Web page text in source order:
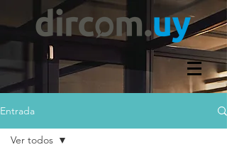
Entrada
Ver todos